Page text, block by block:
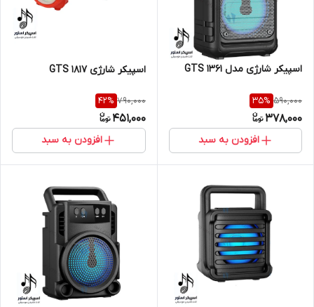
اسپیکر شارژی مدل GTS 1361
590,000
35%
378,000
افزودن به سبد
اسپیکر شارژی GTS 1817
790,000
42%
451,000
افزودن به سبد